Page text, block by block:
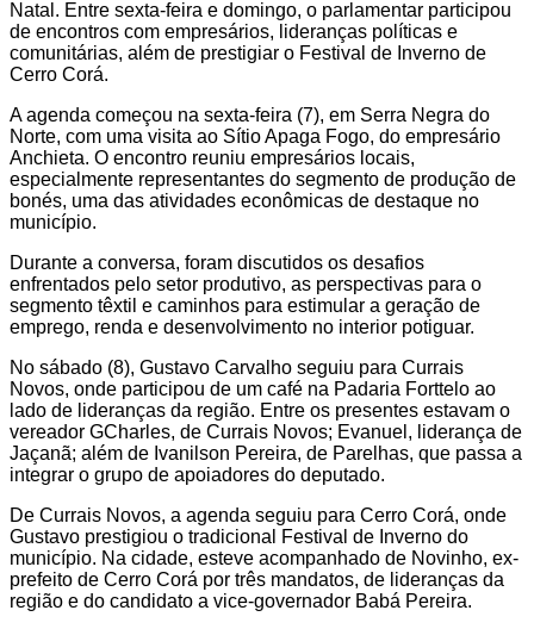
Natal. Entre sexta-feira e domingo, o parlamentar participou
de encontros com empresários, lideranças políticas e
comunitárias, além de prestigiar o Festival de Inverno de
Cerro Corá.
A agenda começou na sexta-feira (7), em Serra Negra do
Norte, com uma visita ao Sítio Apaga Fogo, do empresário
Anchieta. O encontro reuniu empresários locais,
especialmente representantes do segmento de produção de
bonés, uma das atividades econômicas de destaque no
município.
Durante a conversa, foram discutidos os desafios
enfrentados pelo setor produtivo, as perspectivas para o
segmento têxtil e caminhos para estimular a geração de
emprego, renda e desenvolvimento no interior potiguar.
No sábado (8), Gustavo Carvalho seguiu para Currais
Novos, onde participou de um café na Padaria Forttelo ao
lado de lideranças da região. Entre os presentes estavam o
vereador GCharles, de Currais Novos; Evanuel, liderança de
Jaçanã; além de Ivanilson Pereira, de Parelhas, que passa a
integrar o grupo de apoiadores do deputado.
De Currais Novos, a agenda seguiu para Cerro Corá, onde
Gustavo prestigiou o tradicional Festival de Inverno do
município. Na cidade, esteve acompanhado de Novinho, ex-
prefeito de Cerro Corá por três mandatos, de lideranças da
região e do candidato a vice-governador Babá Pereira.